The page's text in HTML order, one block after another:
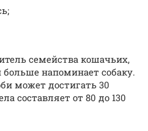
семейства кошачьих,
напоминает собаку.
может достигать 30
составляет от 80 до 130